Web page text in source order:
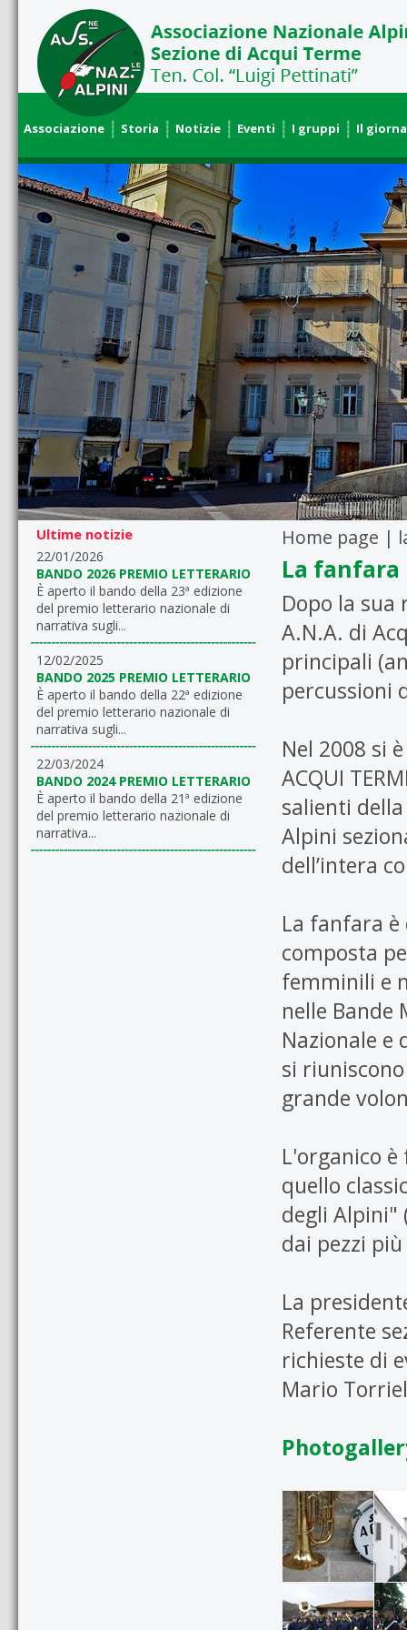
Associazione Storia Notizie Eventi I gruppi Il
Ultime notizie
22/01/2026
BANDO 2026 PREMIO LETTERARIO
È aperto il bando della 23ª edizione
del premio letterario nazionale di
narrativa sugli...
12/02/2025
BANDO 2025 PREMIO LETTERARIO
È aperto il bando della 22ª edizione
del premio letterario nazionale di
narrativa sugli...
22/03/2024
BANDO 2024 PREMIO LETTERARIO
È aperto il bando della 21ª edizione
del premio letterario nazionale di
narrativa...
Home page |
La fanfara
Dopo la sua
A.N.A. di
principali
percussioni
Nel 2008 si
ACQUI
salienti
Alpini
dell’intera
La fanfara
composta
femminili e
nelle Bande
Nazionale
si
grande
L'organico
quello
degli Alpini"
dai pezzi
La
Referente
richieste di
Mario